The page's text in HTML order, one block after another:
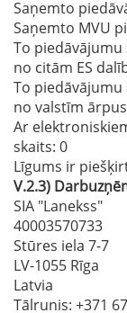
Saņemto
Saņemto MVU
To
no citām ES
To
no valstīm ārpus
Ar
skaits: 0
Līgums ir
V.2.3)
SIA "Lanekss"
40003570733
Stūres iela 7-7
LV-1055 Rīga
Latvia
Tālrunis: +371